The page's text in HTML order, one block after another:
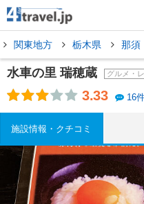
関東地方 栃木県 那須
水車の里 瑞穂蔵 グルメ・
3.33 16
施設情報・クチコミ